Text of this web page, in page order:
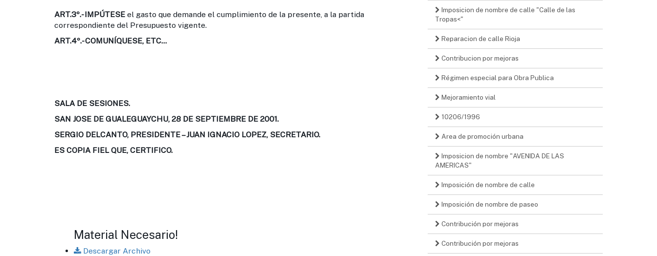
ART.3º.-IMPÚTESE el gasto que demande el cumplimiento de la presente, a la partida
correspondiente del Presupuesto vigente.
ART.4º.-COMUNÍQUESE, ETC...
SALA DE SESIONES.
SAN JOSE DE GUALEGUAYCHU, 28 DE SEPTIEMBRE DE 2001.
SERGIO DELCANTO, PRESIDENTE – JUAN IGNACIO LOPEZ, SECRETARIO.
ES COPIA FIEL QUE, CERTIFICO.
Material Necesario!
Descargar Archivo
Imposicion de nombre de calle "Calle de las
Tropas<"
Reparacion de calle Rioja
Contribucion por mejoras
Régimen especial para Obra Publica
Mejoramiento vial
10206/1996
Area de promoción urbana
Imposicion de nombre "AVENIDA DE LAS
AMERICAS"
Imposición de nombre de calle
Imposición de nombre de paseo
Contribución por mejoras
Contribución por mejoras